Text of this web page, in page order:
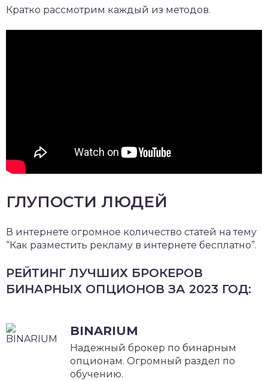
Кратко рассмотрим каждый из методов.
ГЛУПОСТИ ЛЮДЕЙ
В интернете огромное количество статей на тему
“Как разместить рекламу в интернете бесплатно”.
РЕЙТИНГ ЛУЧШИХ БРОКЕРОВ
БИНАРНЫХ ОПЦИОНОВ ЗА 2023 ГОД:
BINARIUM
Надежный брокер по бинарным
опционам. Огромный раздел по
обучению.